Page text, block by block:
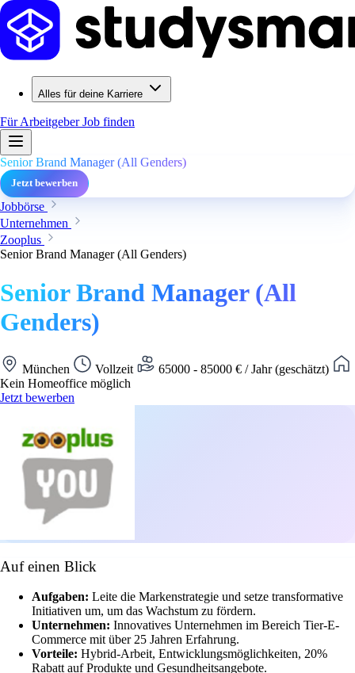
Alles für deine Karriere
Für ArbeitgeberJob finden
Senior Brand Manager (All Genders)
Jetzt bewerben
Jobbörse
Unternehmen
Zooplus
Senior Brand Manager (All Genders)
Senior Brand Manager (All
Genders)
München Vollzeit
65000 - 85000 € / Jahr (geschätzt)
Kein Homeoffice möglich
Jetzt bewerben
Auf einen Blick
Aufgaben: Leite die Markenstrategie und setze transformative
Initiativen um, um das Wachstum zu fördern.
Unternehmen: Innovatives Unternehmen im Bereich Tier-E-
Commerce mit über 25 Jahren Erfahrung.
Vorteile: Hybrid-Arbeit, Entwicklungsmöglichkeiten, 20%
Rabatt auf Produkte und Gesundheitsangebote.